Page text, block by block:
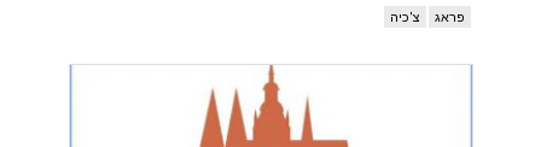
פראג צ'כיה